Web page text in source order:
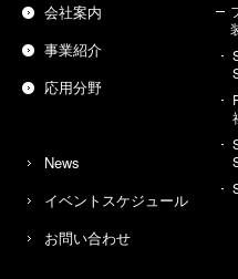
会社案内
事業紹介
応用分野
News
イベントスケジュール
お問い合わせ